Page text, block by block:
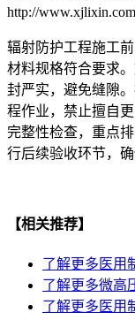
http://www.xjlixin.com
辐射防护工程施工
材料规格符合要求
封严实，避免缝隙
程作业，禁止擅自
完整性检查，重点
行后续验收环节，
【相关推荐】
了解更多 医用
了解更多微高
了解更多 医用